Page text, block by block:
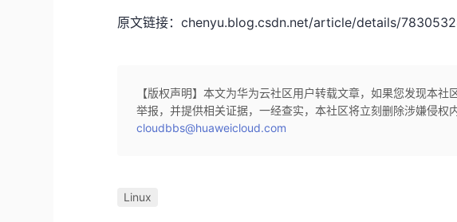
原文链接：chenyu.blog.csdn.net/article/details/
【版权声明】本文为华为云社区用户转载文章，如果您发现本
举报，并提供相关证据，一经查实，本社区将立刻删除涉嫌侵权
cloudbbs@huaweicloud.com
Linux